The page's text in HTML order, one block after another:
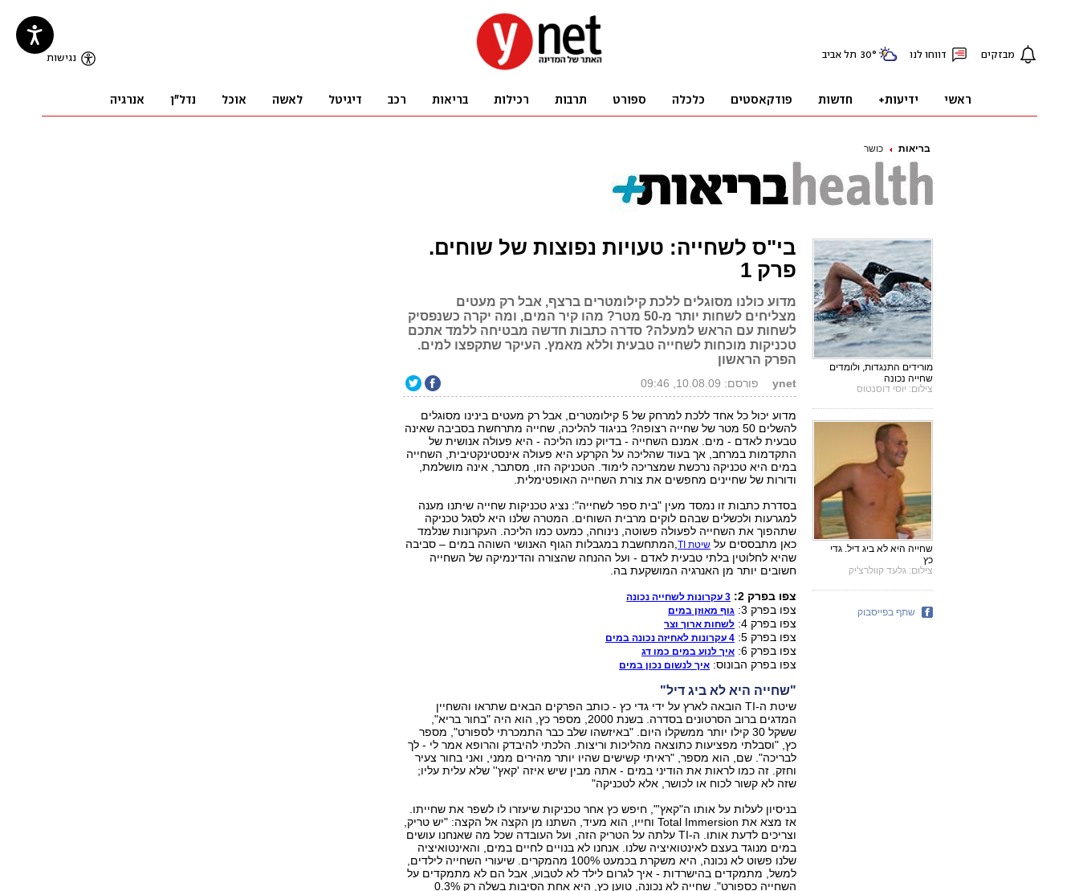
בריאות כושר
בי"ס לשחייה: טעויות נפוצות של שוחים.
פרק 1
מדוע כולנו מסוגלים ללכת קילומטרים ברצף, אבל רק מעטים
מצליחים לשחות יותר מ-50 מטר? מהו קיר המים, ומה יקרה כשנפסיק
לשחות עם הראש למעלה? סדרה כתבות חדשה מבטיחה ללמד אתכם
טכניקות מוכחות לשחייה טבעית וללא מאמץ. העיקר שתקפצו למים.
הפרק הראשון
ynet פורסם: 10.08.09, 09:46
מדוע יכול כל אחד ללכת למרחק של 5 קילומטרים, אבל רק מעטים בינינו מסוגלים
להשלים 50 מטר של שחייה רצופה? בניגוד להליכה, שחייה מתרחשת בסביבה שאינה
טבעית לאדם - מים. אמנם השחייה - בדיוק כמו הליכה - היא פעולה אנושית של
התקדמות במרחב, אך בעוד שהליכה על הקרקע היא פעולה אינסטינקטיבית, השחייה
במים היא טכניקה נרכשת שמצריכה לימוד. הטכניקה הזו, מסתבר, אינה מושלמת,
ודורות של שחיינים מחפשים את צורת השחייה האופטימלית.
בסדרת כתבות זו נמסד מעין "בית ספר לשחייה": נציג טכניקות שחייה שיתנו מענה
למגרעות ולכשלים שבהם לוקים מרבית השוחים. המטרה שלנו היא לסגל טכניקה
שתהפוך את השחייה לפעולה פשוטה, נינוחה, כמעט כמו הליכה. העקרונות שנלמד
כאן מתבססים על שיטת TI
,המתחשבת במגבלות הגוף האנושי השוהה במים – סביבה
שהיא לחלוטין בלתי טבעית לאדם - ועל ההנחה שהצורה והדינמיקה של השחייה
חשובים יותר מן האנרגיה המושקעת בה.
צפו בפרק 2:
3 עקרונות לשחייה נכונה
צפו בפרק 3: גוף מאוזן במים
צפו בפרק 4: לשחות ארוך וצר
צפו בפרק 5: 4 עקרונות לאחיזה נכונה במים
צפו בפרק 6: איך לנוע במים כמו דג
צפו בפרק הבונוס: איך לנשום נכון במים
"שחייה היא לא ביג דיל"
שיטת ה-TI הובאה לארץ על ידי גדי כץ - כותב הפרקים הבאים שתראו והשחיין
המדגים ברוב הסרטונים בסדרה. בשנת 2000, מספר כץ, הוא היה "בחור בריא",
ששקל 30 קילו יותר ממשקלו היום. "באיזשהו שלב כבר התמכרתי לספורט", מספר
כץ, "וסבלתי מפציעות כתוצאה מהליכות וריצות. הלכתי להיבדק והרופא אמר לי - לך
לבריכה". שם, הוא מספר, "ראיתי קשישים שהיו יותר מהירים ממני, ואני בחור צעיר
וחזק. זה כמו לראות את הודיני במים - אתה מבין שיש איזה 'קאץ'' שלא עלית עליו;
שזה לא קשור לכוח או לכושר, אלא לטכניקה"
בניסיון לעלות על אותו ה"קאץ'", חיפש כץ אחר טכניקות שיעזרו לו לשפר את שחייתו.
אז מצא את Total Immersion וחייו, הוא מעיד, השתנו מן הקצה אל הקצה: "יש טריק,
וצריכים לדעת אותו. ה-TI עלתה על הטריק הזה, ועל העובדה שכל מה שאנחנו עושים
במים מנוגד בעצם לאינטואיציה שלנו. אנחנו לא בנויים לחיים במים, והאינטואיציה
שלנו פשוט לא נכונה, היא משקרת בכמעט 100% מהמקרים. שיעורי השחייה לילדים,
למשל, מתמקדים בהישרדות - איך לגרום לילד לא לטבוע, אבל הם לא מתמקדים על
השחייה כספורט". שחייה לא נכונה, טוען כץ, היא אחת הסיבות בשלה רק 0.3%
מורידים התנגדות, ולומדים
שחייה נכונה
צילום: יוסי דוסנטוס
שחייה היא לא ביג דיל. גדי
כץ
צילום: גלעד קוולרצ'יק
שתף בפייסבוק